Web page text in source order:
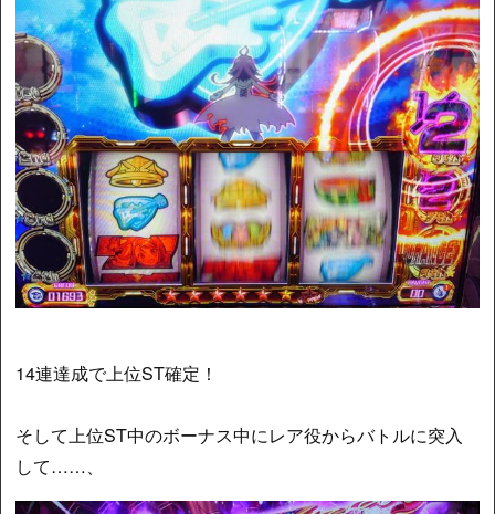
14連達成で上位ST確定！
そして上位ST中のボーナス中にレア役からバトルに突入
して……、